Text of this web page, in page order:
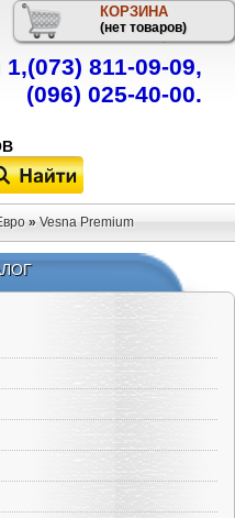
КОРЗИНА
(нет товаров)
Телефон
1,(073) 811-09-09,
(096) 025-40-00.
» Vesna Premium